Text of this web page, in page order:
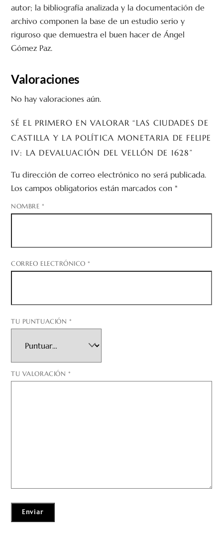
autor; la bibliografía analizada y la documentación de
archivo componen la base de un estudio serio y
riguroso que demuestra el buen hacer de Ángel
Gómez Paz.
Valoraciones
No hay valoraciones aún.
SÉ EL PRIMERO EN VALORAR “LAS CIUDADES DE
CASTILLA Y LA POLÍTICA MONETARIA DE FELIPE
IV: LA DEVALUACIÓN DEL VELLÓN DE 1628”
Tu dirección de correo electrónico no será publicada.
Los campos obligatorios están marcados con*
NOMBRE *
CORREO ELECTRÓNICO*
TU PUNTUACIÓN *
TU VALORACIÓN *